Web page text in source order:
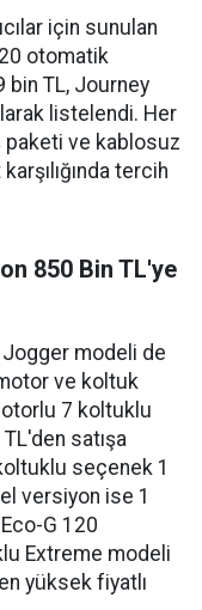
için sunulan
otomatik
bin TL, Journey
listelendi. Her
ve kablosuz
tercih
850 Bin TL'ye
Jogger modeli de
ve koltuk
7 koltuklu
satışa
seçenek 1
versiyon ise 1
G 120
Extreme modeli
yüksek fiyatlı